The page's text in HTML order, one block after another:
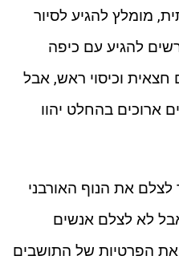
מומלץ להגיע לסיור
להגיע עם כיפה
חצאית וכיסוי ראש, אבל
ארוכים בהחלט יהוו
את הנוף האורבני
לא לצלם אנשים
את הפרטיות של התושבים